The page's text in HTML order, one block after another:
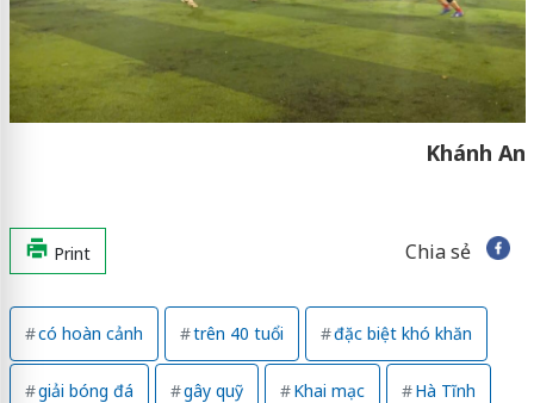
Khánh An
Print Chia sẻ
có hoàn cảnh trên 40 tuổi đặc biệt khó khăn
giải bóng đá gây quỹ Khai mạc Hà Tĩnh